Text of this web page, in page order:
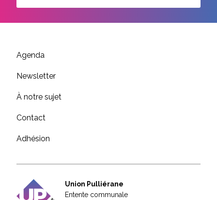
Agenda
Newsletter
À notre sujet
Contact
Adhésion
Union Pulliérane
Entente communale